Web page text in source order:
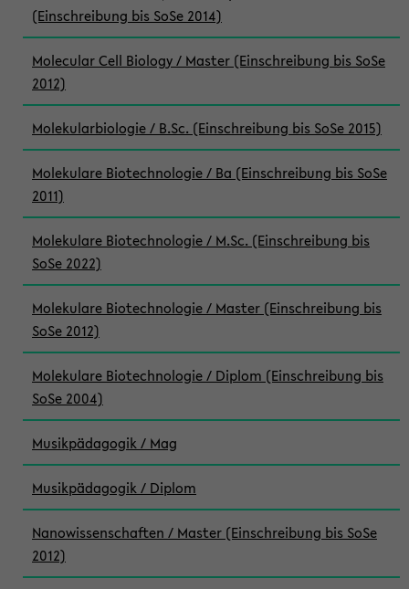
(Einschreibung bis SoSe 2014)
Molecular Cell Biology / Master (Einschreibung bis SoSe
2012)
Molekularbiologie / B.Sc. (Einschreibung bis SoSe 2015)
Molekulare Biotechnologie / Ba (Einschreibung bis SoSe
2011)
Molekulare Biotechnologie / M.Sc. (Einschreibung bis
SoSe 2022)
Molekulare Biotechnologie / Master (Einschreibung bis
SoSe 2012)
Molekulare Biotechnologie / Diplom (Einschreibung bis
SoSe 2004)
Musikpädagogik / Mag
Musikpädagogik / Diplom
Nanowissenschaften / Master (Einschreibung bis SoSe
2012)